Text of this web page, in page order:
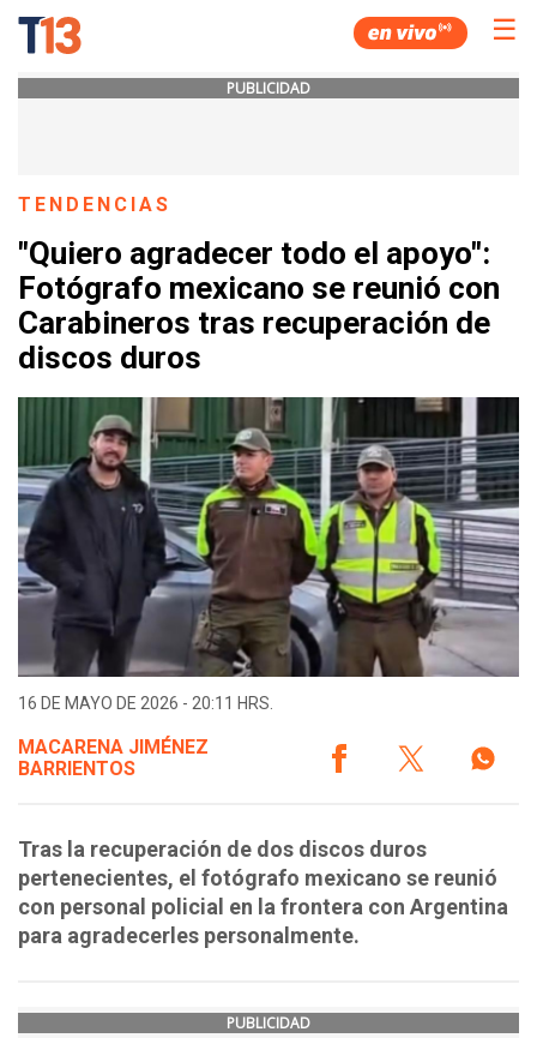
☰
PUBLICIDAD
TENDENCIAS
"Quiero agradecer todo el apoyo":
Fotógrafo mexicano se reunió con
Carabineros tras recuperación de
discos duros
16 DE MAYO DE 2026 - 20:11 HRS.
MACARENA JIMÉNEZ
BARRIENTOS
Tras la recuperación de dos discos duros
pertenecientes, el fotógrafo mexicano se reunió
con personal policial en la frontera con Argentina
para agradecerles personalmente.
PUBLICIDAD